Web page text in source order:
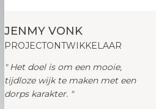
werkwijze
JENMY VONK
PROJECTONTWIKKELAAR
" Het doel is om een mooie,
tijdloze wijk te maken met een
dorps karakter. "